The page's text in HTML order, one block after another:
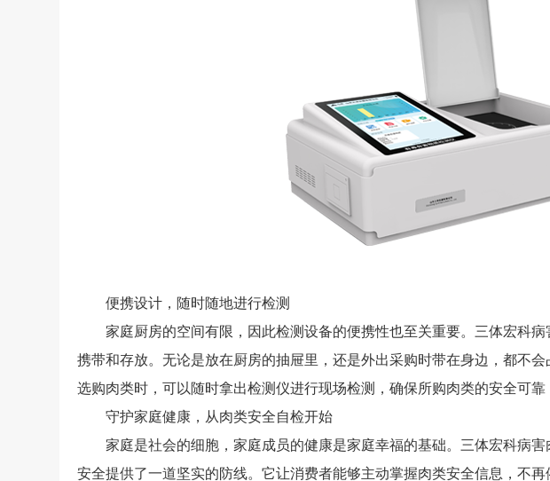
便携设计，随时随地进行检测
家庭厨房的空间有限，因此检测设备的便携性也至关重要。三体宏科病
携带和存放。无论是放在厨房的抽屉里，还是外出采购时带在身边，都不
选购肉类时，可以随时拿出检测仪进行现场检测，确保所购肉类的安全可靠
守护家庭健康，从肉类安全自检开始
家庭是社会的细胞，家庭成员的健康是家庭幸福的基础。三体宏科病害
安全提供了一道坚实的防线。它让消费者能够主动掌握肉类安全信息，不